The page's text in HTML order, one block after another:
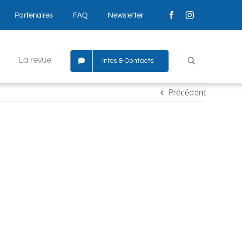
Partenaires FAQ Newsletter
La revue Infos & Contacts
Précédent